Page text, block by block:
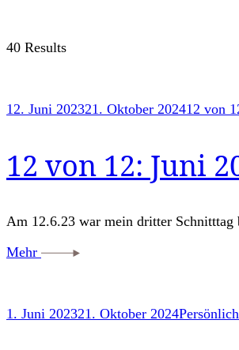
40 Results
12. Juni 202321. Oktober 202412 von
12 von 12: Juni
Am 12.6.23 war mein dritter Schnitttag
Mehr
1. Juni 202321. Oktober 2024